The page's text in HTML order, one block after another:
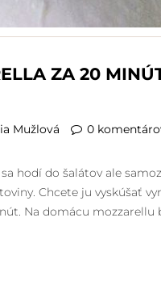
ZA 20
Mužlová 0
hodí do šalátov ale
Chcete ju vyskúšať
Na domácu